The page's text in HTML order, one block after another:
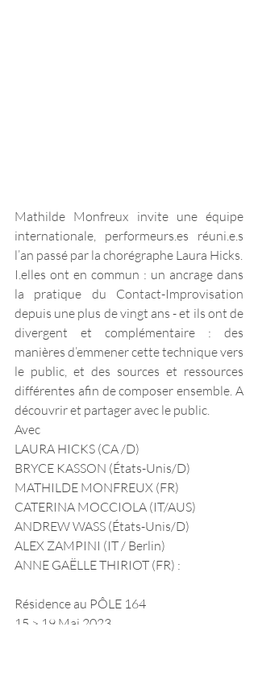
Mathilde Monfreux invite une équipe
internationale, performeurs.es réuni.e.s
l’an passé par la chorégraphe Laura Hicks.
I.elles ont en commun : un ancrage dans
la pratique du Contact-Improvisation
depuis une plus de vingt ans - et ils ont de
divergent et complémentaire : des
manières d’emmener cette technique vers
le public, et des sources et ressources
différentes afin de composer ensemble. A
découvrir et partager avec le public.
Avec
LAURA HICKS (CA /D)
BRYCE KASSON (États-Unis/D)
MATHILDE MONFREUX (FR)
CATERINA MOCCIOLA (IT/AUS)
ANDREW WASS (États-Unis/D)
ALEX ZAMPINI (IT / Berlin)
ANNE GAËLLE THIRIOT (FR) :
Résidence au PÔLE 164
15 > 19 Mai 2023